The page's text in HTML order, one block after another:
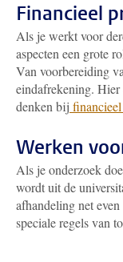
Financieel
Als je werkt voor
aspecten een grote
Van voorbereiding
eindafrekening. Hier
denken bij
Werken
Als je onderzoek
wordt uit de
afhandeling net
speciale regels van